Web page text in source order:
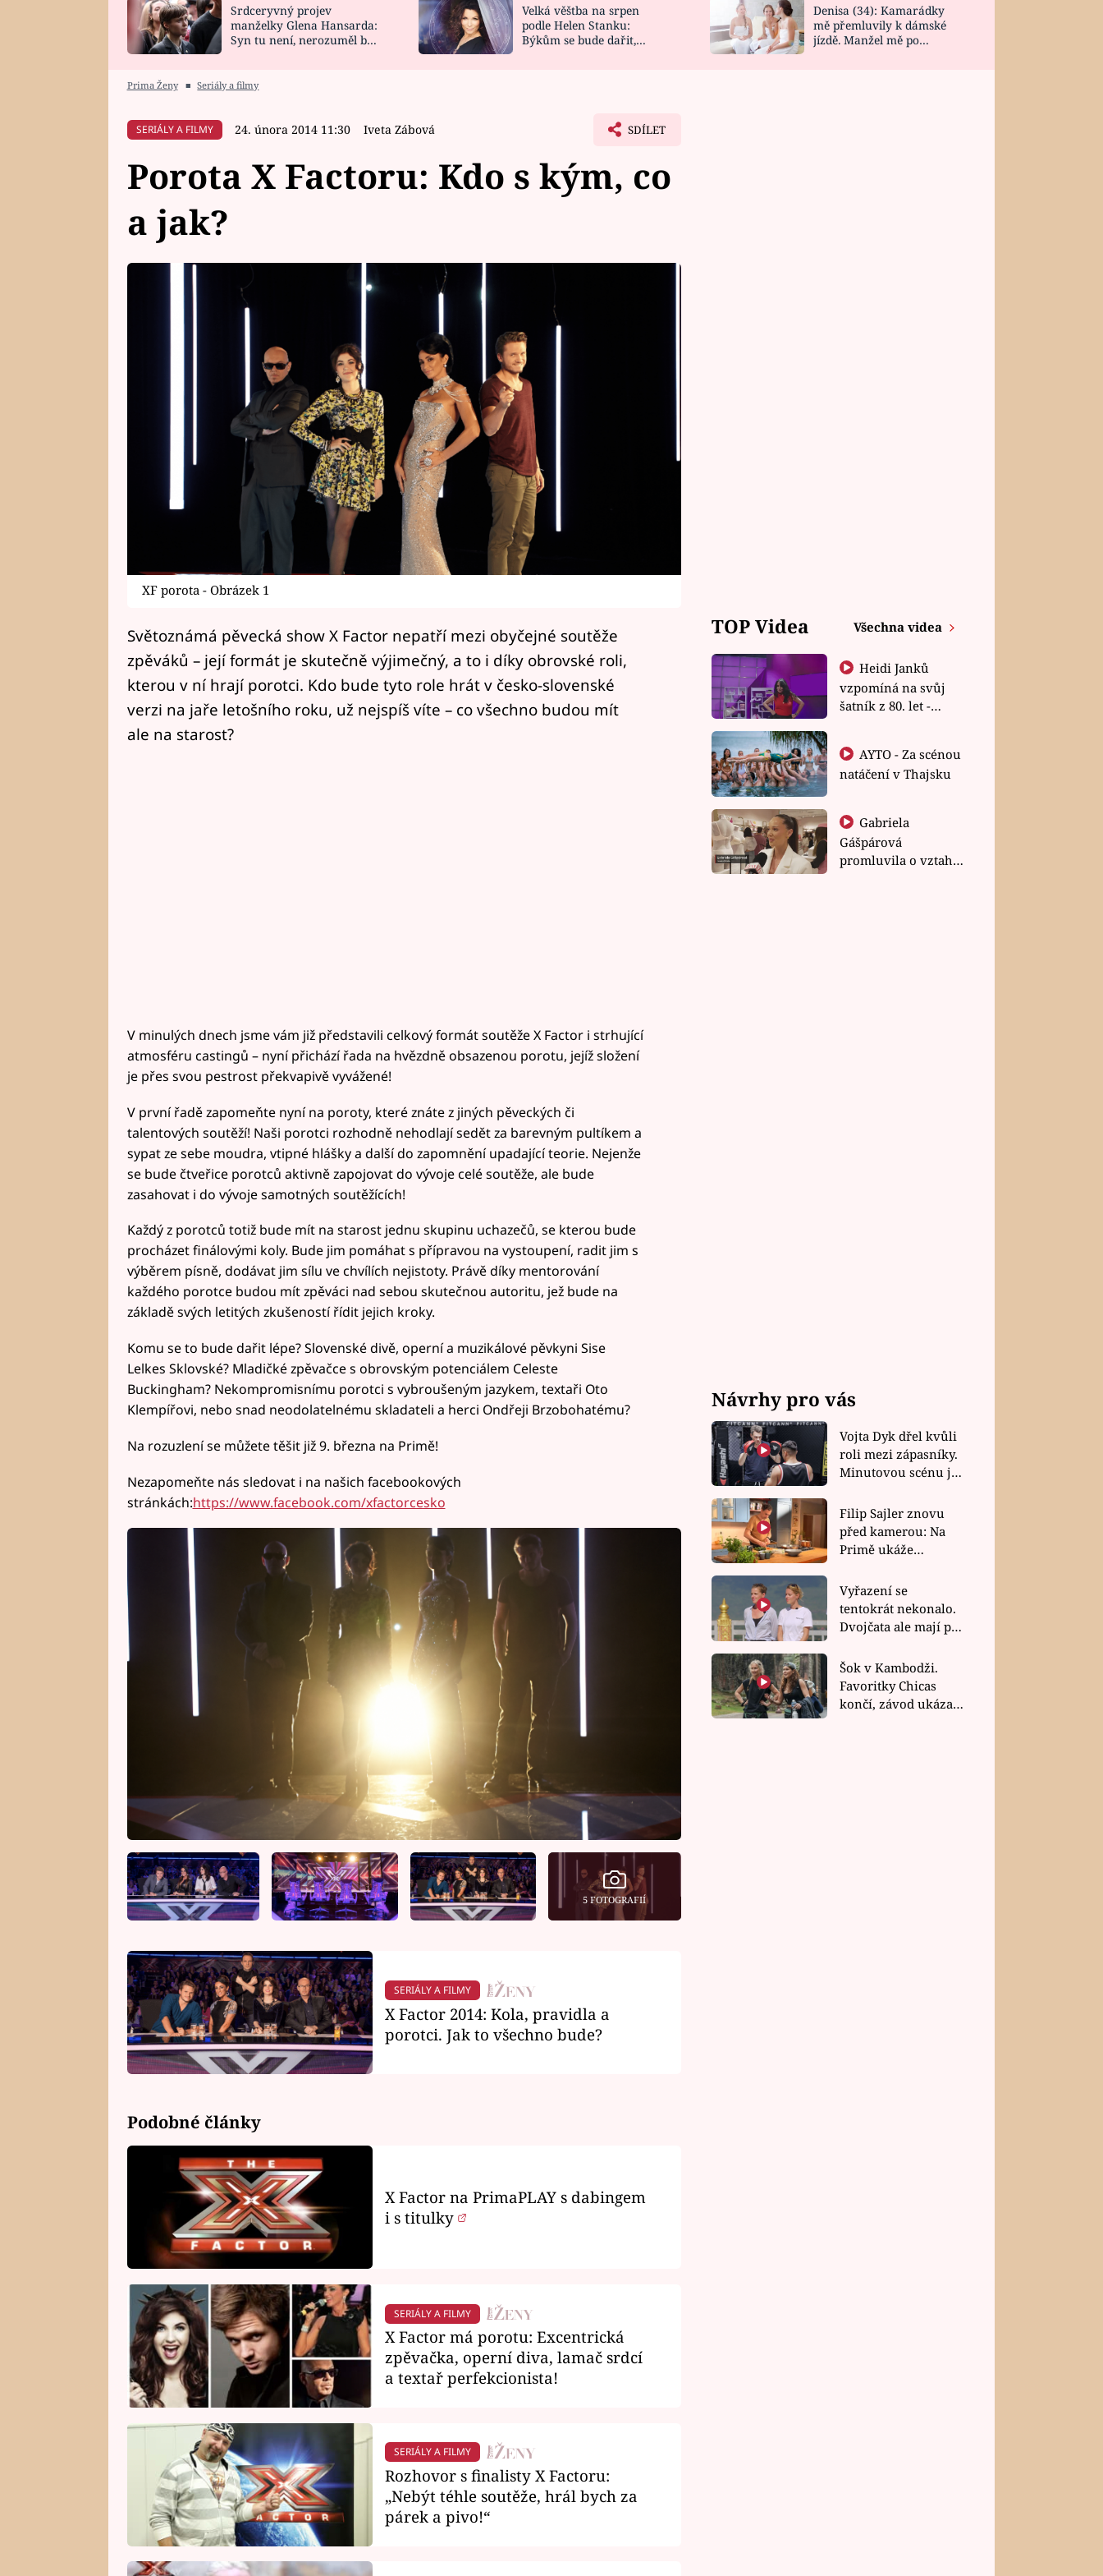
HOROSKOP NA
CELEBRITY
VAŘENÍ
NOVINKY
VIDEORECEPTY
DESIGN
Srdceryvný projev
manželky Glena Hansarda:
Syn tu není, nerozuměl by
Velká věštba na srpen
podle Helen Stanku:
Býkům se bude dařit,
Denisa (34): Kamarádky
mě přemluvily k dámské
jízdě. Manžel mě po
Prima Ženy ■ Seriály a filmy
SERIÁLY A FILMY 24. února 2014 11:30 Iveta Zábová SDÍLET
Porota X Factoru: Kdo s kým, co
a jak?
XF porota - Obrázek 1
Světoznámá pěvecká show X Factor nepatří mezi obyčejné soutěže
zpěváků – její formát je skutečně výjimečný, a to i díky obrovské roli,
kterou v ní hrají porotci. Kdo bude tyto role hrát v česko-slovenské
verzi na jaře letošního roku, už nejspíš víte – co všechno budou mít
ale na starost?
V minulých dnech jsme vám již představili celkový formát soutěže X Factor i strhující
atmosféru castingů – nyní přichází řada na hvězdně obsazenou porotu, jejíž složení
je přes svou pestrost překvapivě vyvážené!
V první řadě zapomeňte nyní na poroty, které znáte z jiných pěveckých či
talentových soutěží! Naši porotci rozhodně nehodlají sedět za barevným pultíkem a
sypat ze sebe moudra, vtipné hlášky a další do zapomnění upadající teorie. Nejenže
se bude čtveřice porotců aktivně zapojovat do vývoje celé soutěže, ale bude
zasahovat i do vývoje samotných soutěžících!
Každý z porotců totiž bude mít na starost jednu skupinu uchazečů, se kterou bude
procházet finálovými koly. Bude jim pomáhat s přípravou na vystoupení, radit jim s
výběrem písně, dodávat jim sílu ve chvílích nejistoty. Právě díky mentorování
každého porotce budou mít zpěváci nad sebou skutečnou autoritu, jež bude na
základě svých letitých zkušeností řídit jejich kroky.
Komu se to bude dařit lépe? Slovenské divě, operní a muzikálové pěvkyni Sise
Lelkes Sklovské? Mladičké zpěvačce s obrovským potenciálem Celeste
Buckingham? Nekompromisnímu porotci s vybroušeným jazykem, textaři Oto
Klempířovi, nebo snad neodolatelnému skladateli a herci Ondřeji Brzobohatému?
Na rozuzlení se můžete těšit již 9. března na Primě!
Nezapomeňte nás sledovat i na našich facebookových
stránkách:https://www.facebook.com/xfactorcesko
5 FOTOGRAFIÍ
SERIÁLY A FILMY
X Factor 2014: Kola, pravidla a
porotci. Jak to všechno bude?
Podobné články
X Factor na PrimaPLAY s dabingem
i s titulky
SERIÁLY A FILMY
X Factor má porotu: Excentrická
zpěvačka, operní diva, lamač srdcí
a textař perfekcionista!
SERIÁLY A FILMY
Rozhovor s finalisty X Factoru:
„Nebýt téhle soutěže, hrál bych za
párek a pivo!“
TOP Videa Všechna videa
Heidi Janků
vzpomíná na svůj
šatník z 80. let -
natáčení v Thajsku
Gabriela
Gášpárová
promluvila o vztahu
Návrhy pro vás
Vojta Dyk dřel kvůli
roli mezi zápasníky.
Minutovou scénu jel
Filip Sajler znovu
před kamerou: Na
Primě ukáže
rychlé recepty
Vyřazení se
tentokrát nekonalo.
Dvojčata ale mají po
závodu nůž na krku
Šok v Kambodži.
Favoritky Chicas
končí, závod ukázal